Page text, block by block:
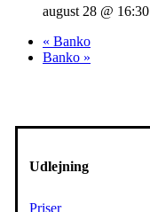
august 28 @ 16:30
« Banko
Banko »
Udlejning
Priser